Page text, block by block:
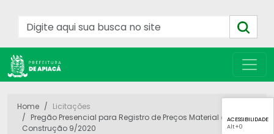
ACESSIBILIDADE
Alt+0
Home
Licitações
Pregão Presencial para Registro de Preços Material de
Construção 9/2020